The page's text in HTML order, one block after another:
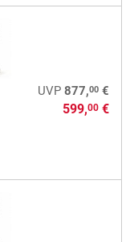
UVP 877,00€
599,00€